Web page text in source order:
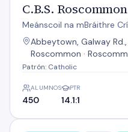
C.B.S. Roscommon
Meánscoil na mBráithre
Abbeytown, Galway
Roscommon ·
Patrón: Catholic
ALUMNOS
450
PTR
14.1:1
Coláiste Mhuire